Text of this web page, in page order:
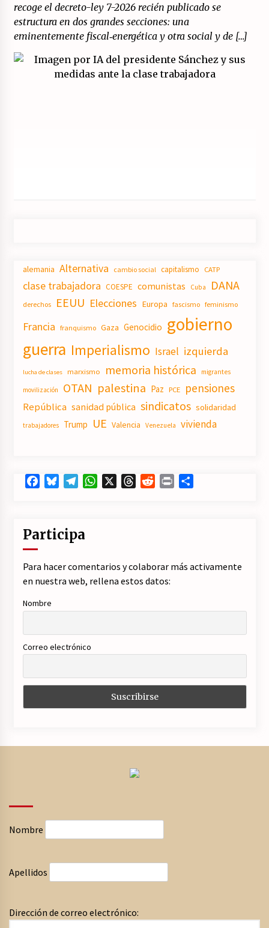
recoge el decreto-ley 7-2026 recién publicado se
estructura en dos grandes secciones: una
eminentemente fiscal‑energética y otra social y de […]
alemania Alternativa cambio social capitalismo CATP
clase trabajadora COESPE comunistas Cuba DANA
derechos EEUU Elecciones Europa fascismo feminismo
Francia franquismo Gaza Genocidio gobierno
guerra Imperialismo Israel izquierda
lucha de clases marxismo memoria histórica migrantes
movilización OTAN palestina Paz PCE pensiones
República sanidad pública sindicatos solidaridad
trabajadores Trump UE Valencia Venezuela vivienda
FacebookBlueskyTelegramWhatsApp ThreadsRedditPrint
Participa
Para hacer comentarios y colaborar más activamente
en nuestra web, rellena estos datos:
Nombre
Correo electrónico
Nombre
Apellidos
Dirección de correo electrónico: